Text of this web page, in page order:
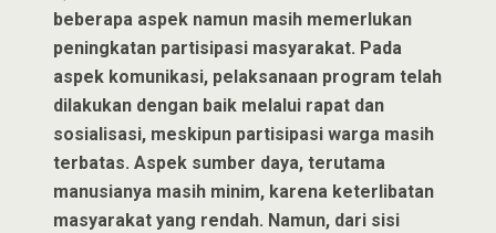
beberapa aspek namun masih memerlukan
peningkatan partisipasi masyarakat. Pada
aspek komunikasi, pelaksanaan program telah
dilakukan dengan baik melalui rapat dan
sosialisasi, meskipun partisipasi warga masih
terbatas. Aspek sumber daya, terutama
manusianya masih minim, karena keterlibatan
masyarakat yang rendah. Namun, dari sisi